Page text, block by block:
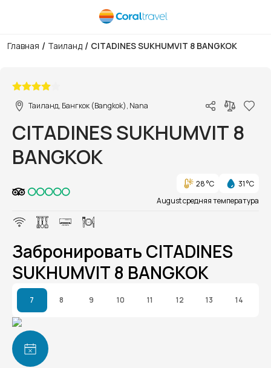
Главная / Таиланд / CITADINES SUKHUMVIT 8 BANGKOK
Таиланд, Бангкок (Bangkok), Nana
CITADINES SUKHUMVIT 8
BANGKOK
28 °C
31 °C
August средняя температура
Забронировать CITADINES
SUKHUMVIT 8 BANGKOK
7 8 9 10 11 12 13 14